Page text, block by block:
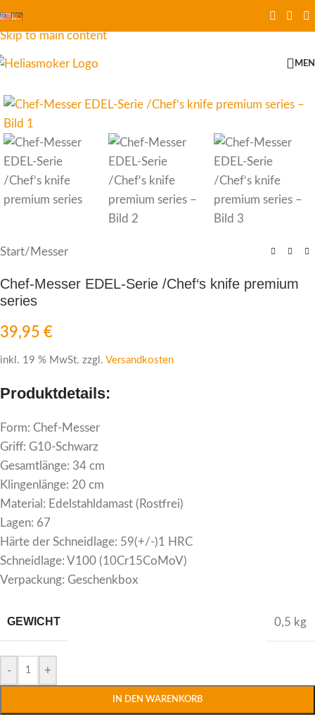
Skip to navigation
Skip to main content
Start/ Messer
Chef-Messer EDEL-Serie /Chef‘s knife premium
series
39,95 €
inkl. 19 % MwSt. zzgl. Versandkosten
Produktdetails:
Form: Chef-Messer
Griff: G10-Schwarz
Gesamtlänge: 34 cm
Klingenlänge: 20 cm
Material: Edelstahldamast (Rostfrei)
Lagen: 67
Härte der Schneidlage: 59(+/-)1 HRC
Schneidlage: V100 (10Cr15CoMoV)
Verpackung: Geschenkbox
GEWICHT 0,5 kg
- +
IN DEN WARENKORB